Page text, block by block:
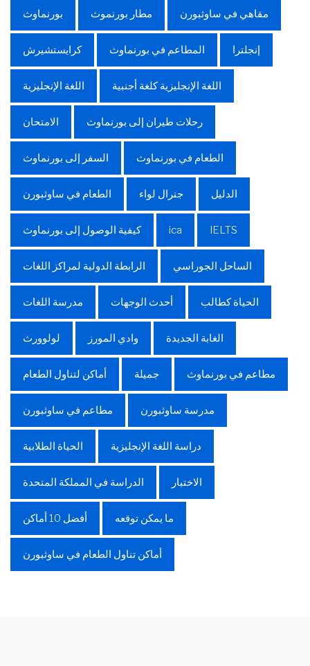
بورنماوث مطار بورنموث مقاهي في ساوثبورن
كرايستشيرش المطاعم في بورنماوث إنجلترا
اللغة الإنجليزية اللغة الإنجليزية كلغة أجنبية
الامتحان رحلات طيران إلى بورنماوث
السفر إلى بورنماوث الطعام في بورنماوث
الطعام في ساوثبورن جنرال لواء الدليل
كيفية الوصول إلى بورنماوث ica IELTS
الرابطة الدولية لمراكز اللغات الساحل الجوراسي
مدرسة اللغات أحدث الوجهات الحياة كطالب
لولوورث وادي المورز الغابة الجديدة
أماكن لتناول الطعام جميلة مطاعم في بورنماوث
مطاعم في ساوثبورن مدرسة ساوثبورن
الحياة الطلابية دراسة اللغة الإنجليزية
الدراسة في المملكة المتحدة الاختبار
أفضل 10 أماكن ما يمكن توقعه
أماكن تناول الطعام في ساوثبورن